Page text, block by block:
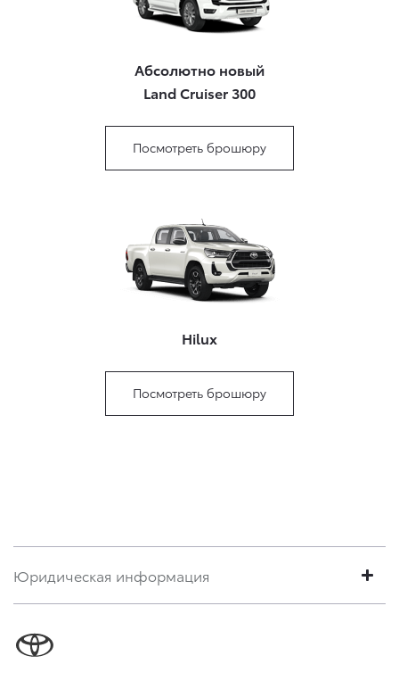
Абсолютно новый
Land Cruiser 300
Посмотреть брошюру
Hilux
Посмотреть брошюру
Юридическая информация